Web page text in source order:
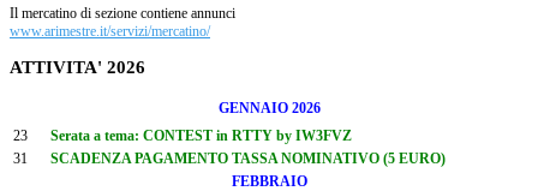
Il mercatino di sezione contiene annunci
www.arimestre.it/servizi/mercatino/
ATTIVITA' 2026
GENNAIO 2026
23
Serata a tema: CONTEST in RTTY by IW3FVZ
31
SCADENZA PAGAMENTO TASSA NOMINATIVO (5 EURO)
FEBBRAIO